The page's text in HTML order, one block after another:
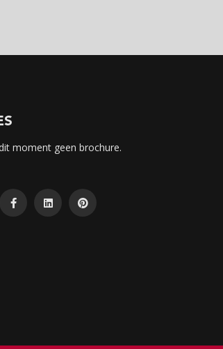
moment geen brochure.